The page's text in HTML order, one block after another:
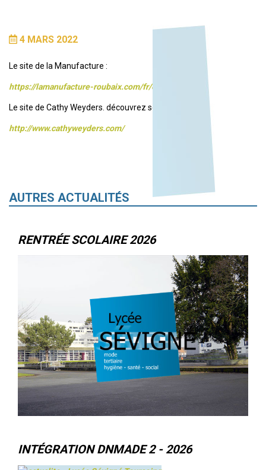
4 MARS 2022
Le site de la Manufacture :
https://lamanufacture-roubaix.com/fr/expositions/
Le site de Cathy Weyders. découvrez son travail :
http://www.cathyweyders.com/
AUTRES ACTUALITÉS
RENTRÉE SCOLAIRE 2026
INTÉGRATION DNMADE 2 - 2026